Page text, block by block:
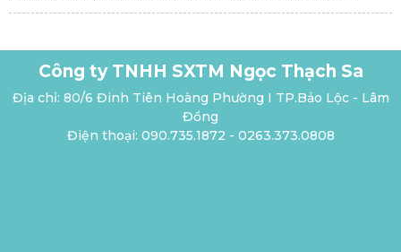
Công ty TNHH SXTM Ngọc Thạch Sa
Địa chỉ: 80/6 Đinh Tiên Hoàng Phường I TP.Bảo Lộc - Lâm
Đồng
Điện thoại: 090.735.1872 - 0263.373.0808